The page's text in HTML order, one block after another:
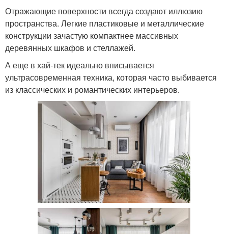
Отражающие поверхности всегда создают иллюзию
пространства. Легкие пластиковые и металлические
конструкции зачастую компактнее массивных
деревянных шкафов и стеллажей.
А еще в хай-тек идеально вписывается
ультрасовременная техника, которая часто выбивается
из классических и романтических интерьеров.